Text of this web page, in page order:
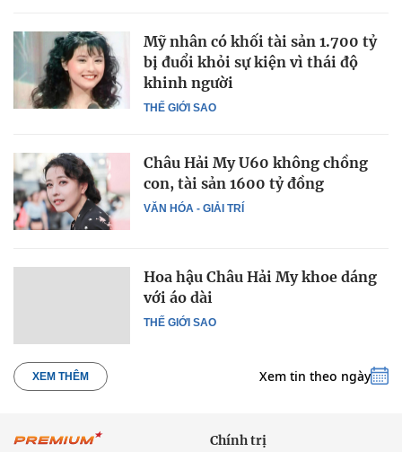
THẾ GIỚI SAO
Mỹ nhân có khối tài sản 1.700 tỷ
bị đuổi khỏi sự kiện vì thái độ
khinh người
VĂN HÓA - GIẢI TRÍ
Châu Hải My U60 không chồng
con, tài sản 1600 tỷ đồng
THẾ GIỚI SAO
Hoa hậu Châu Hải My khoe dáng
với áo dài
XEM THÊM Xem tin theo ngày
Chính trị